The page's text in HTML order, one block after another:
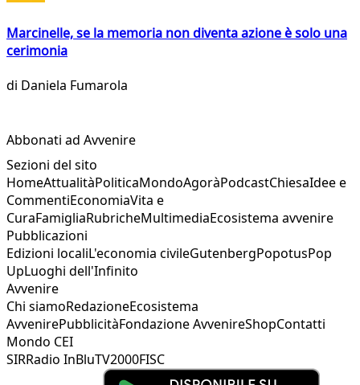
Marcinelle, se la memoria non diventa azione è solo una
cerimonia
di Daniela Fumarola
Abbonati ad Avvenire
Sezioni del sito
HomeAttualitàPoliticaMondoAgoràPodcastChiesaIdee e
CommentiEconomiaVita e
CuraFamigliaRubricheMultimediaEcosistema avvenire
Pubblicazioni
Edizioni localiL'economia civileGutenbergPopotusPop
UpLuoghi dell'Infinito
Avvenire
Chi siamoRedazioneEcosistema
AvvenirePubblicitàFondazione AvvenireShopContatti
Mondo CEI
SIRRadio InBluTV2000FISC